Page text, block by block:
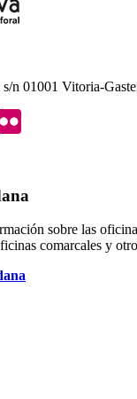
n 01001 Vitoria-
sobre las
comarcales y